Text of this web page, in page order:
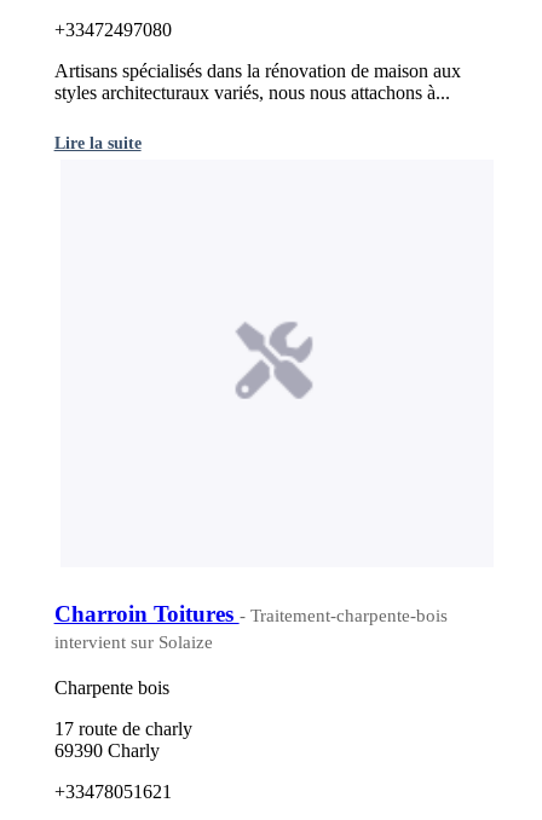
+33472497080
Artisans spécialisés dans la rénovation de maison aux
styles architecturaux variés, nous nous attachons à...
Lire la suite
Charroin Toitures - Traitement-charpente-bois
intervient sur Solaize
Charpente bois
17 route de charly
69390 Charly
+33478051621